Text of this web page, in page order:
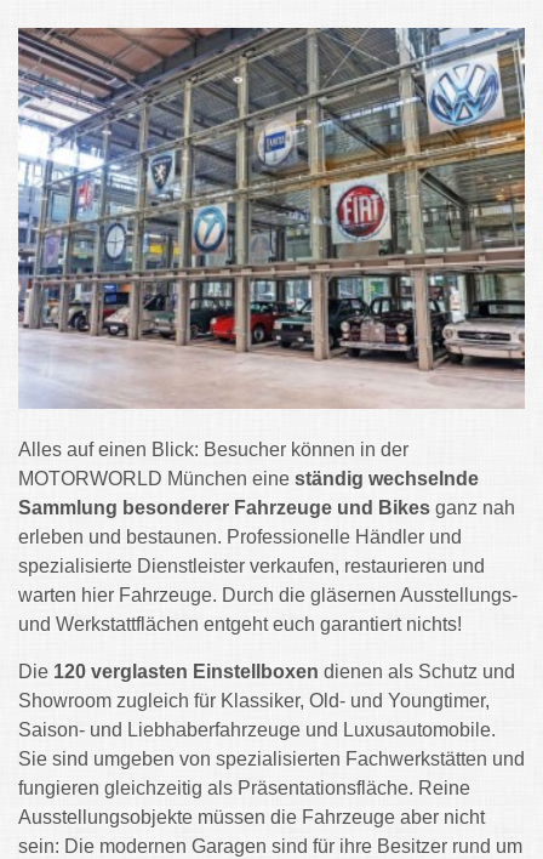
Alles auf einen Blick: Besucher können in der
MOTORWORLD München eine ständig wechselnde
Sammlung besonderer Fahrzeuge und Bikes ganz nah
erleben und bestaunen. Professionelle Händler und
spezialisierte Dienstleister verkaufen, restaurieren und
warten hier Fahrzeuge. Durch die gläsernen Ausstellungs-
und Werkstattflächen entgeht euch garantiert nichts!
Die 120 verglasten Einstellboxen dienen als Schutz und
Showroom zugleich für Klassiker, Old- und Youngtimer,
Saison- und Liebhaberfahrzeuge und Luxusautomobile.
Sie sind umgeben von spezialisierten Fachwerkstätten und
fungieren gleichzeitig als Präsentationsfläche. Reine
Ausstellungsobjekte müssen die Fahrzeuge aber nicht
sein: Die modernen Garagen sind für ihre Besitzer rund um